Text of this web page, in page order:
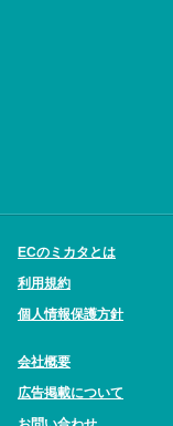
ECのミカタとは
利用規約
個人情報保護方針
会社概要
広告掲載について